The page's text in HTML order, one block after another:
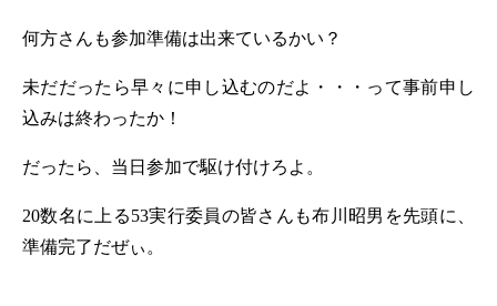
何方さんも参加準備は出来ているかい？
未だだったら早々に申し込むのだよ・・・って事前申し
込みは終わったか！
だったら、当日参加で駆け付けろよ。
20数名に上る53実行委員の皆さんも布川昭男を先頭に、
準備完了だぜぃ。